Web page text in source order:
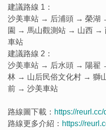
建議路線 1：
沙美車站 → 后浦頭 → 榮湖
園 → 馬山觀測站 → 山西 →
車站
建議路線 2：
沙美車站 → 后水頭 → 陽翟
林 → 山后民俗文化村 → 獅
前 → 沙美車站
路線圖下載： https://
路線更多介紹： https://